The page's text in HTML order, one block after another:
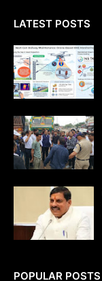
LATEST POSTS
POPULAR POSTS